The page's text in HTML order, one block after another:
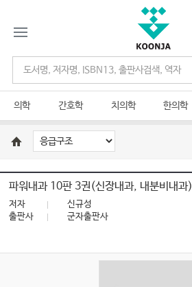
의학 간호학 치의학 한의학
파워내과 10판 3권(신장내과, 내분비내과)
저자
신규성
출판사
군자출판사